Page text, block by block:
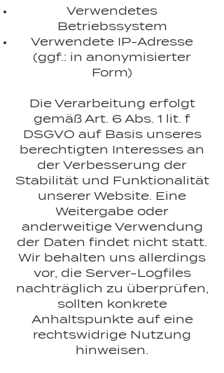
Verwendetes
Betriebssystem
Verwendete IP-Adresse
(ggf.: in anonymisierter
Form)
Die Verarbeitung erfolgt
gemäß Art. 6 Abs. 1 lit. f
DSGVO auf Basis unseres
berechtigten Interesses an
der Verbesserung der
Stabilität und Funktionalität
unserer Website. Eine
Weitergabe oder
anderweitige Verwendung
der Daten findet nicht statt.
Wir behalten uns allerdings
vor, die Server-Logfiles
nachträglich zu überprüfen,
sollten konkrete
Anhaltspunkte auf eine
rechtswidrige Nutzung
hinweisen.